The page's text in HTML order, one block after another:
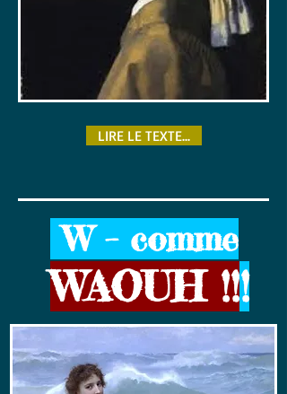
LIRE LE TEXTE...
W – comme
WAOUH !!!